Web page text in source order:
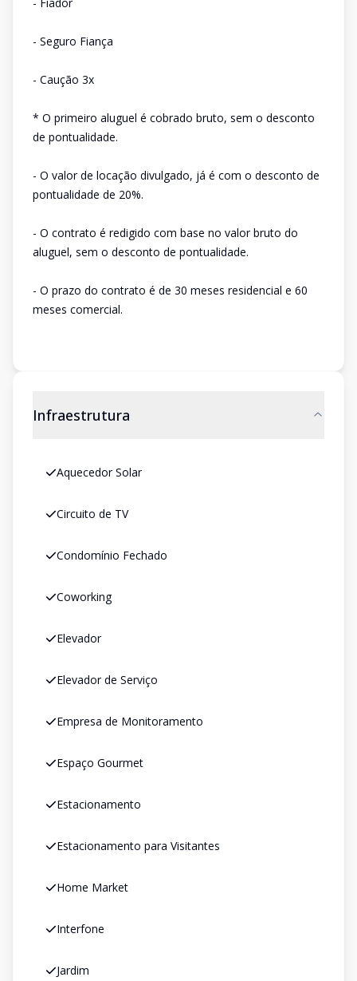
- Seguro Fiança
- Caução 3x
* O primeiro aluguel é cobrado bruto, sem o desconto
de pontualidade.
- O valor de locação divulgado, já é com o desconto de
pontualidade de 20%.
- O contrato é redigido com base no valor bruto do
aluguel, sem o desconto de pontualidade.
- O prazo do contrato é de 30 meses residencial e 60
meses comercial.
Infraestrutura
Aquecedor Solar
Circuito de TV
Condomínio Fechado
Coworking
Elevador
Elevador de Serviço
Empresa de Monitoramento
Espaço Gourmet
Estacionamento
Estacionamento para Visitantes
Home Market
Interfone
Jardim